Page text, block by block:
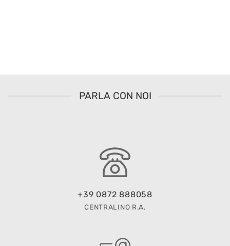
PARLA CON NOI
+39 0872 888058
CENTRALINO R.A.